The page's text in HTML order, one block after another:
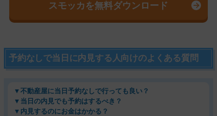
スモッカを無料ダウンロード
予約なしで当日に内見する人向けのよくある質問
▼不動産屋に当日予約なしで行っても良い？
▼当日の内見でも予約はするべき？
▼内見するのにお金はかかる？